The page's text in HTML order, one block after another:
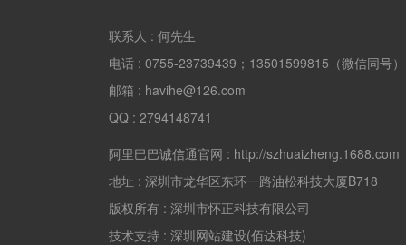
联系人 : 何先生
电话 : 0755-23739439；13501599815（微信同号）
邮箱 : havihe@126.com
QQ : 2794148741
阿里巴巴诚信通官网 : http://szhuaizheng.1688.com
地址 : 深圳市龙华区东环一路油松科技大厦B718
版权所有 : 深圳市怀正科技有限公司
技术支持 : 深圳网站建设(佰达科技)